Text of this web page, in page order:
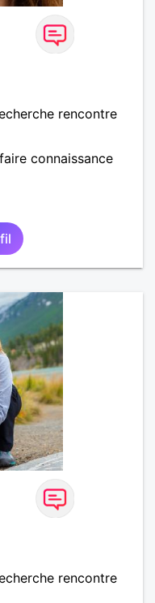
rencontre
connaissance
rencontre